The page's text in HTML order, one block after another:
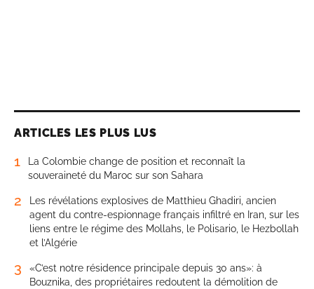
ARTICLES LES PLUS LUS
1
La Colombie change de position et reconnaît la
souveraineté du Maroc sur son Sahara
2
Les révélations explosives de Matthieu Ghadiri, ancien
agent du contre-espionnage français infiltré en Iran, sur les
liens entre le régime des Mollahs, le Polisario, le Hezbollah
et l’Algérie
3
«C’est notre résidence principale depuis 30 ans»: à
Bouznika, des propriétaires redoutent la démolition de